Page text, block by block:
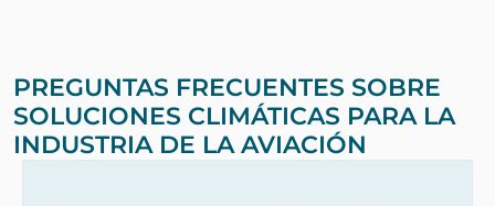
PREGUNTAS FRECUENTES SOBRE
SOLUCIONES CLIMÁTICAS PARA LA
INDUSTRIA DE LA AVIACIÓN